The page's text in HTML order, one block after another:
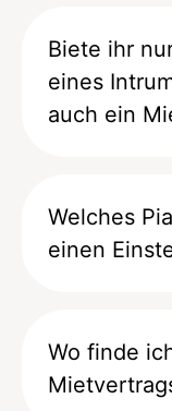
Biete ihr
eines
auch ein
Welches
einen
Wo finde